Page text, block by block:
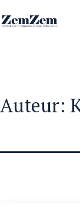
naar
Auteur: